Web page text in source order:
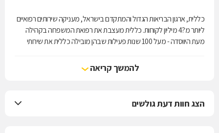
כללית, ארגון הבריאות הגדול והמתקדם בישראל, מעניקה שירותים רפואיים
ליותר מ?4 מיליון לקוחות. כללית מעצבת את רפואת המשפחה בקהילה
מעת היווסדה - מעל 100 שנות פעילות שבהן מובילה כללית את שירותי
להמשך קריאה
הצג חוות דעת גולשים